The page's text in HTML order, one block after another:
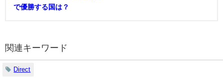
で優勝する国は？
関連キーワード
Direct